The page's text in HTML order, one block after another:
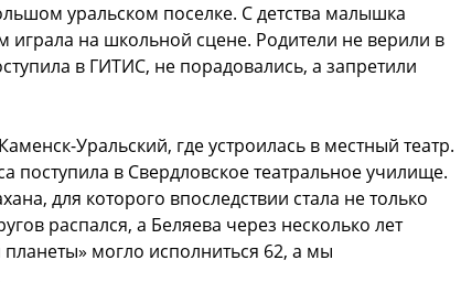
уральском поселке. С детства малышка
играла на школьной сцене. Родители не верили в
в ГИТИС, не порадовались, а запретили
Уральский, где устроилась в местный театр.
в Свердловское театральное училище.
для которого впоследствии стала не только
распался, а Беляева через несколько лет
могло исполниться 62, а мы